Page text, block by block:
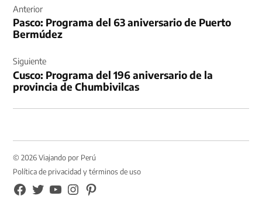
de
entradas
Anterior
Pasco: Programa del 63 aniversario de Puerto
Bermúdez
Siguiente
Cusco: Programa del 196 aniversario de la
provincia de Chumbivilcas
© 2026 Viajando por Perú
Política de privacidad y términos de uso
FB
TW YouTubeInstagramPinterest